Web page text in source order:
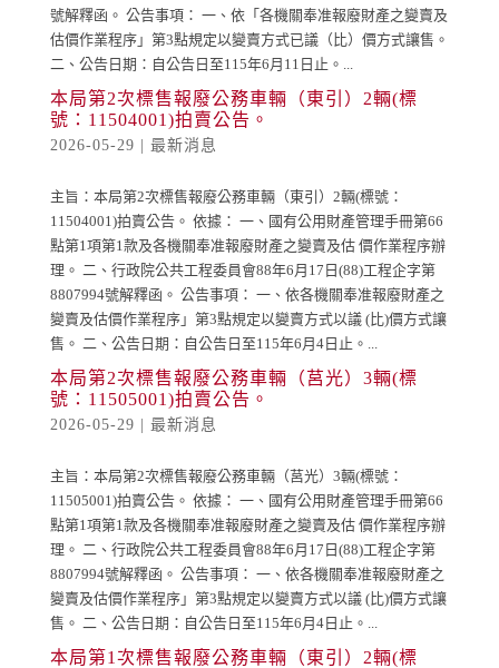
號解釋函。 公告事項： 一、依「各機關奉准報廢財產之變賣及
估價作業程序」第3點規定以變賣方式已議（比）價方式讓售。
二、公告日期：自公告日至115年6月11日止。...
本局第2次標售報廢公務車輛（東引）2輛(標
號：11504001)拍賣公告。
2026-05-29 最新消息
主旨：本局第2次標售報廢公務車輛（東引）2輛(標號：
11504001)拍賣公告。 依據： 一、國有公用財產管理手冊第66
點第1項第1款及各機關奉准報廢財產之變賣及估 價作業程序辦
理。 二、行政院公共工程委員會88年6月17日(88)工程企字第
8807994號解釋函。 公告事項： 一、依各機關奉准報廢財產之
變賣及估價作業程序」第3點規定以變賣方式以議 (比)價方式讓
售。 二、公告日期：自公告日至115年6月4日止。...
本局第2次標售報廢公務車輛（莒光）3輛(標
號：11505001)拍賣公告。
2026-05-29 最新消息
主旨：本局第2次標售報廢公務車輛（莒光）3輛(標號：
11505001)拍賣公告。 依據： 一、國有公用財產管理手冊第66
點第1項第1款及各機關奉准報廢財產之變賣及估 價作業程序辦
理。 二、行政院公共工程委員會88年6月17日(88)工程企字第
8807994號解釋函。 公告事項： 一、依各機關奉准報廢財產之
變賣及估價作業程序」第3點規定以變賣方式以議 (比)價方式讓
售。 二、公告日期：自公告日至115年6月4日止。...
本局第1次標售報廢公務車輛（東引）2輛(標